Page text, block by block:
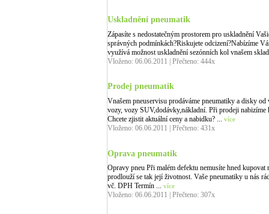
Uskladnění pneumatik
Zápasíte s nedostatečným prostorem pro uskladnění
správných podmínkách?Riskujete odcizení?Nabízíme
využívá možnost uskladnění sezónních kol vnašem
Vloženo: 06.06.2011 | Přečteno: 444x
Prodej pneumatik
Vnašem pneuservisu prodáváme pneumatiky a disky
vozy, vozy SUV,dodávky,nákladní. Při prodeji
Chcete zjistit aktuální ceny a nabidku? ... více
Vloženo: 06.06.2011 | Přečteno: 431x
Oprava pneumatik
Opravy pneu Při malém defektu nemusíte hned
prodlouží se tak její životnost. Vaše pneumatiky u nás
vč. DPH Termín ... více
Vloženo: 06.06.2011 | Přečteno: 307x